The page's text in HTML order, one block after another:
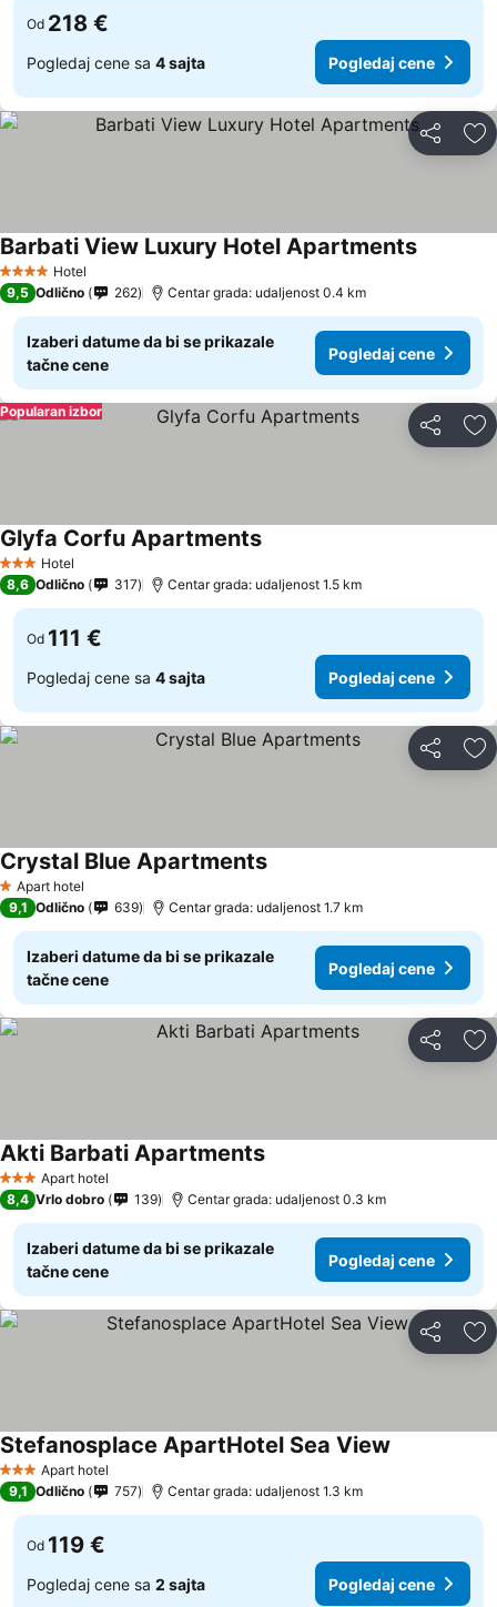
Od 218 €
Pogledaj cene sa 4 sajta Pogledaj cene
Deli
4 ZvezdiceHotel
Barbati View Luxury Hotel ApartmentsPogledaj
9,5 Odlično 262 Centar grada: udaljenost 0.4 km
Izaberi datume da bi se prikazale
tačne cene
Pogledaj cene
Deli
Popularan izbor
3 Zvezdice
Hotel
Glyfa Corfu ApartmentsPogledaj cene
8,6 Odlično 317 Centar grada: udaljenost 1.5 km
Od 111 €
Pogledaj cene sa 4 sajta Pogledaj cene
Deli
1 Zvezdice
Apart hotel
Crystal Blue ApartmentsPogledaj cene
9,1 Odlično 639 Centar grada: udaljenost 1.7 km
Izaberi datume da bi se prikazale
tačne cene
Pogledaj cene
Deli
3 ZvezdiceApart hotel
Akti Barbati ApartmentsPogledaj cene
8,4 Vrlo dobro 139 Centar grada: udaljenost 0.3 km
Izaberi datume da bi se prikazale
tačne cene
Pogledaj cene
Deli
3 ZvezdiceApart hotel
Stefanosplace ApartHotel Sea View
9,1 Odlično 757 Centar grada: udaljenost 1.3 km
Od 119 €
Pogledaj cene sa 2 sajta Pogledaj cene